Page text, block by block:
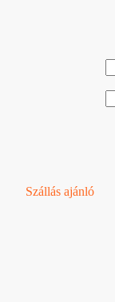
Szállás ajánló